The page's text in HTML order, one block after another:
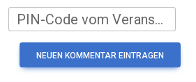
PIN-Code vom Veranstalter